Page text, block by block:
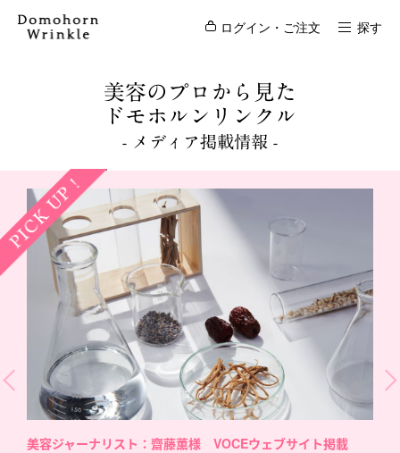
ログイン・ご注文 探す
美容のプロから見た
ドモホルンリンクル
- メディア掲載情報 -
美容ジャーナリスト：齋藤薫様 VOCEウェブサイト掲載